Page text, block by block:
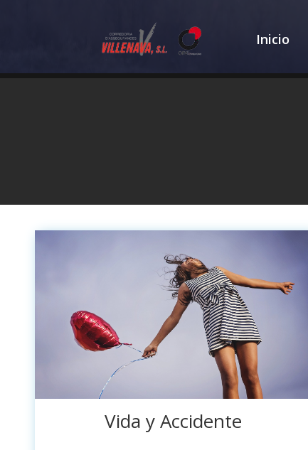
Inicio
Vida y Accidente